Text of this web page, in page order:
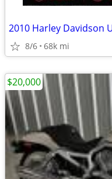
2010 Harley Davidson
8/6 68k mi
$20,000